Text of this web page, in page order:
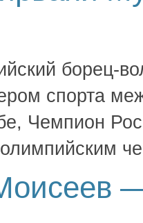
борец-
спорта
Чемпион